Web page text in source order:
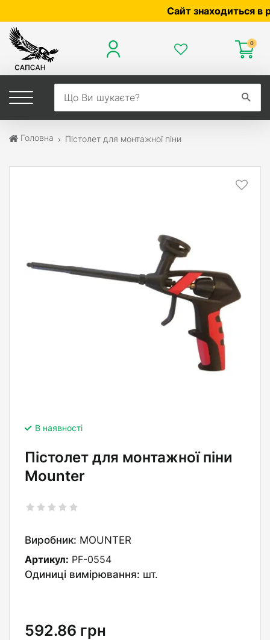
Сайт знаходиться в
0
Головна Пістолет для монтажної піни
В наявності
Пістолет для монтажної піни
Mounter
Виробник: MOUNTER
Артикул: PF-0554
Одиниці вимірювання: шт.
592.86 грн